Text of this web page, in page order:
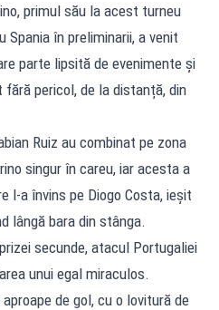
primul său la acest turneu
în preliminarii, a venit
parte lipsită de evenimente și
fără pericol, de la distanță, din
Ruiz au combinat pe zona
singur în careu, iar acesta a
l-a învins pe Diogo Costa, ieșit
lângă bara din stânga.
secunde, atacul Portugaliei
unui egal miraculos.
de gol, cu o lovitură de